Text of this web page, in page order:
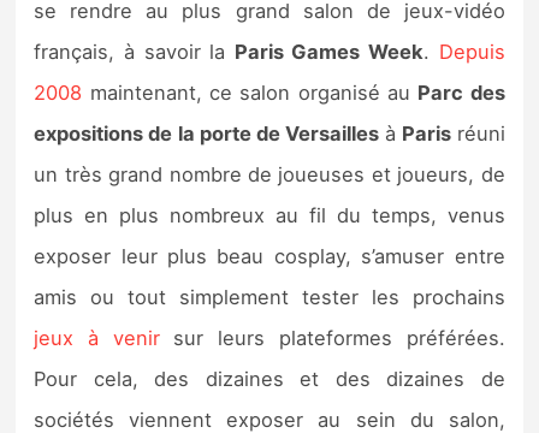
Autres tests
Previews
Précommandes
Précommandes jeux Switch 2
Sorties de jeux
Bons plans
se rendre au plus grand salon de jeux-vidéo
français, à savoir la Paris Games Week. Depuis
2008 maintenant, ce salon organisé au Parc des
expositions de la porte de Versailles à Parisréuni
un très grand nombre de joueuses et joueurs, de
plus en plus nombreux au fil du temps, venus
exposer leur plus beau cosplay, s’amuser entre
amis ou tout simplement tester les prochains
jeux à venirsur leurs plateformes préférées.
Pour cela, des dizaines et des dizaines de
sociétés viennent exposer au sein du salon,